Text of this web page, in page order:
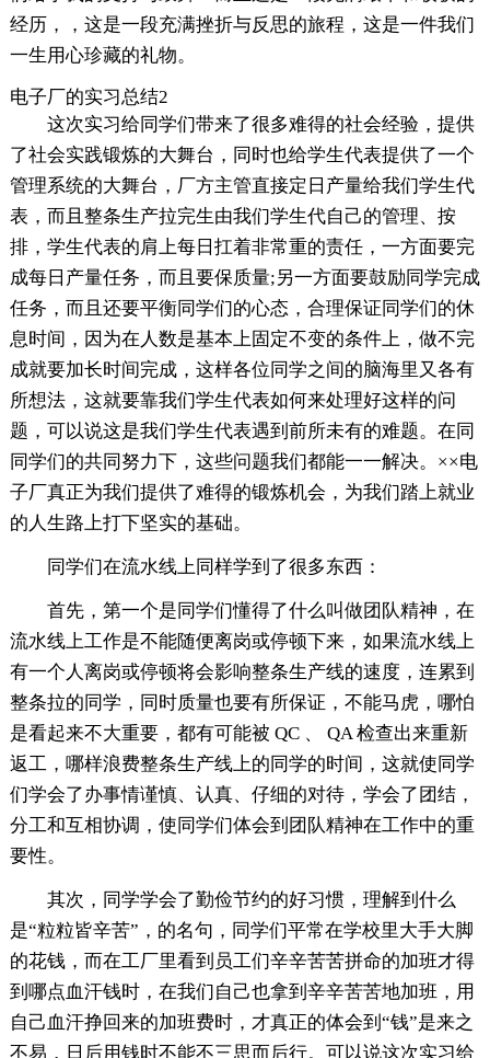
经历，，这是一段充满挫折与反思的旅程，这是一件我们
一生用心珍藏的礼物。
电子厂的实习总结2
这次实习给同学们带来了很多难得的社会经验，提供
了社会实践锻炼的大舞台，同时也给学生代表提供了一个
管理系统的大舞台，厂方主管直接定日产量给我们学生代
表，而且整条生产拉完生由我们学生代自己的管理、按
排，学生代表的肩上每日扛着非常重的责任，一方面要完
成每日产量任务，而且要保质量;另一方面要鼓励同学完成
任务，而且还要平衡同学们的心态，合理保证同学们的休
息时间，因为在人数是基本上固定不变的条件上，做不完
成就要加长时间完成，这样各位同学之间的脑海里又各有
所想法，这就要靠我们学生代表如何来处理好这样的问
题，可以说这是我们学生代表遇到前所未有的难题。在同
同学们的共同努力下，这些问题我们都能一一解决。××电
子厂真正为我们提供了难得的锻炼机会，为我们踏上就业
的人生路上打下坚实的基础。
同学们在流水线上同样学到了很多东西：
首先，第一个是同学们懂得了什么叫做团队精神，在
流水线上工作是不能随便离岗或停顿下来，如果流水线上
有一个人离岗或停顿将会影响整条生产线的速度，连累到
整条拉的同学，同时质量也要有所保证，不能马虎，哪怕
是看起来不大重要，都有可能被 QC 、 QA 检查出来重新
返工，哪样浪费整条生产线上的同学的时间，这就使同学
们学会了办事情谨慎、认真、仔细的对待，学会了团结，
分工和互相协调，使同学们体会到团队精神在工作中的重
要性。
其次，同学学会了勤俭节约的好习惯，理解到什么
是“粒粒皆辛苦”，的名句，同学们平常在学校里大手大脚
的花钱，而在工厂里看到员工们辛辛苦苦拼命的加班才得
到哪点血汗钱时，在我们自己也拿到辛辛苦苦地加班，用
自己血汗挣回来的加班费时，才真正的体会到“钱”是来之
不易，日后用钱时不能不三思而后行。可以说这次实习给